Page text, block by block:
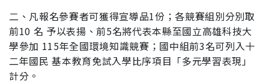
二、凡報名參賽者可獲得宣導品1份；各競賽組別分別取
前10 名 予以表揚、前5名將代表本縣至國立高雄科技大
學參加 115年全國環境知識競賽；國中組前3名可列入十
二年國民 基本教育免試入學比序項目「多元學習表現」
計分。